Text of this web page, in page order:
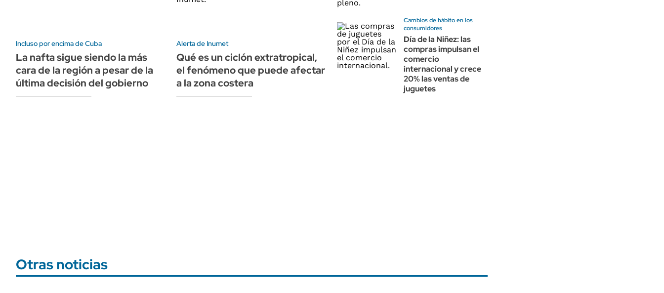
Incluso por encima de Cuba
La nafta sigue siendo la más
cara de la región a pesar de la
última decisión del gobierno
Alerta de Inumet
Qué es un ciclón extratropical,
el fenómeno que puede afectar
a la zona costera
Cambios de hábito en los
consumidores
Día de la Niñez: las
compras impulsan el
comercio
internacional y crece
20% las ventas de
juguetes
Otras noticias